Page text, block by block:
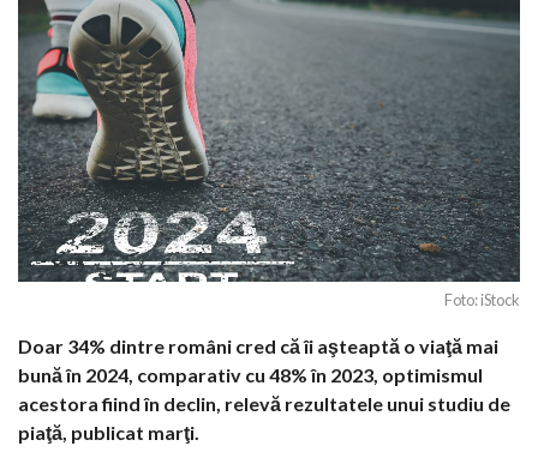
Foto: iStock
Doar 34% dintre români cred că îi aşteaptă o viaţă mai
bună în 2024, comparativ cu 48% în 2023, optimismul
acestora fiind în declin, relevă rezultatele unui studiu de
piaţă, publicat marţi.